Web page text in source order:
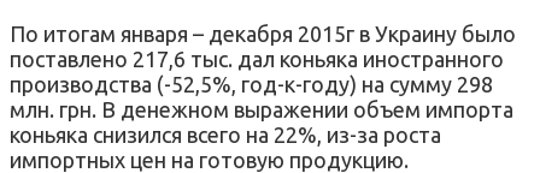
По итогам января – декабря 2015г в Украину было
поставлено 217,6 тыс. дал коньяка иностранного
производства (-52,5%, год-к-году) на сумму 298
млн. грн. В денежном выражении объем импорта
коньяка снизился всего на 22%, из-за роста
импортных цен на готовую продукцию.